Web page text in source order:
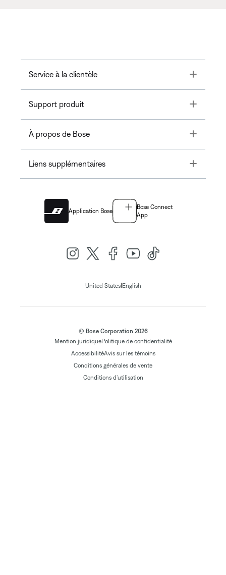
Service à la clientèle Toggle
Support produit Toggle
À propos de Bose Toggle
Liens supplémentaires Toggle
Application Bose
Bose Connect
App
United States|English
© Bose Corporation 2026
Mention juridiquePolitique de confidentialité
AccessibilitéAvis sur les témoins
Conditions générales de vente
Conditions d'utilisation